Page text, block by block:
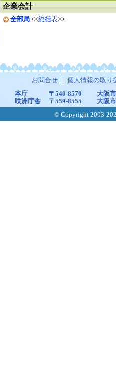
企業会計
全部局 <<総括表>>
お問合せ 個人情報の取り
本庁 〒540-8570
大阪
咲洲庁舎
〒559-8555
大阪
© Copyright 2003-